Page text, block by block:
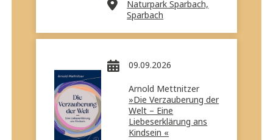
Naturpark Sparbach,
Sparbach
09.09.2026
Arnold Mettnitzer
»Die Verzauberung der
Welt – Eine
Liebeserklärung ans
Kindsein «